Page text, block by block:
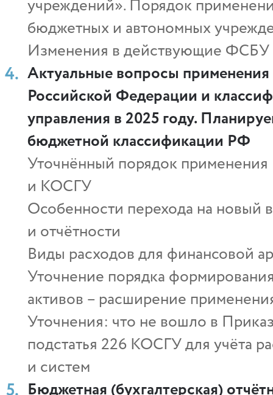
учреждений». Порядок
бюджетных и автономных
Изменения в действующие
Актуальные вопросы
Российской Федерации и
управления в 2025 году.
бюджетной классификации РФ
Уточнённый порядок
и КОСГУ
Особенности перехода на новый
и отчётности
Виды расходов для финансовой
Уточнение порядка
активов – расширение
Уточнения: что не вошло в
подстатья 226 КОСГУ для учёта
и систем
Бюджетная (бухгалтерская)